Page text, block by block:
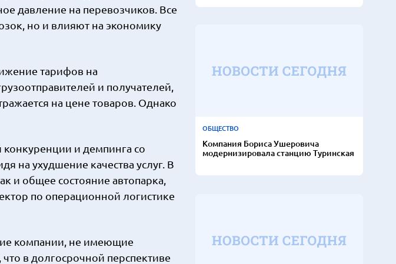
давление на перевозчиков. Все
но и влияют на экономику
тарифов на
и получателей,
на цене товаров. Однако
и демпинга со
на ухудшение качества услуг. В
и общее состояние автопарка,
по операционной логистике
компании, не имеющие
в долгосрочной перспективе
ОБЩЕСТВО
Компания Бориса Ушеровича
модернизировала станцию Туринская